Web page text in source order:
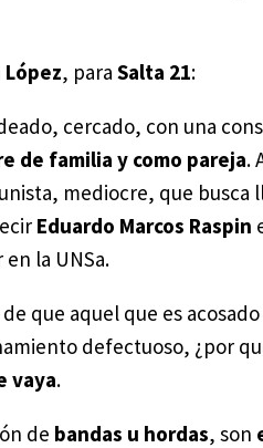
, para Salta 21:
cercado, con una
de familia y como pareja.
mediocre, que busca
Eduardo Marcos Raspin
la UNSa.
que aquel que es
defectuoso, ¿por
vaya.
de bandas u hordas, son